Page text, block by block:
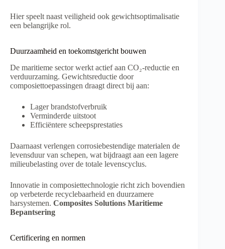
Hier speelt naast veiligheid ook gewichtsoptimalisatie
een belangrijke rol.
Duurzaamheid en toekomstgericht bouwen
De maritieme sector werkt actief aan CO₂-reductie en
verduurzaming. Gewichtsreductie door
composiettoepassingen draagt direct bij aan:
Lager brandstofverbruik
Verminderde uitstoot
Efficiëntere scheepsprestaties
Daarnaast verlengen corrosiebestendige materialen de
levensduur van schepen, wat bijdraagt aan een lagere
milieubelasting over de totale levenscyclus.
Innovatie in composiettechnologie richt zich bovendien
op verbeterde recyclebaarheid en duurzamere
harsystemen. Composites Solutions Maritieme
Bepantsering
Certificering en normen